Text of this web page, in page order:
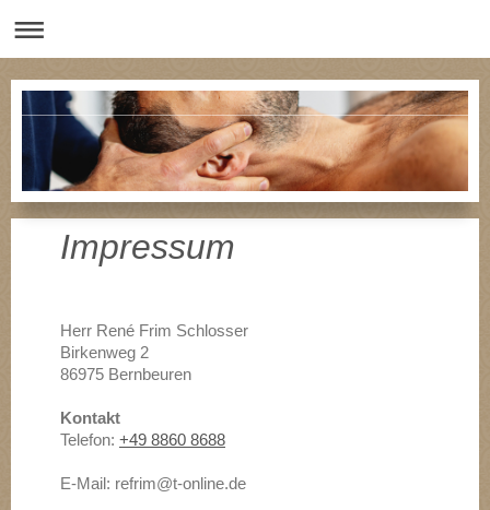
Impressum
Herr René Frim Schlosser
Birkenweg 2
86975 Bernbeuren
Kontakt
Telefon: +49 8860 8688
E-Mail: refrim@t-online.de